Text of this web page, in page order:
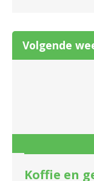
Volgende
Koffie en